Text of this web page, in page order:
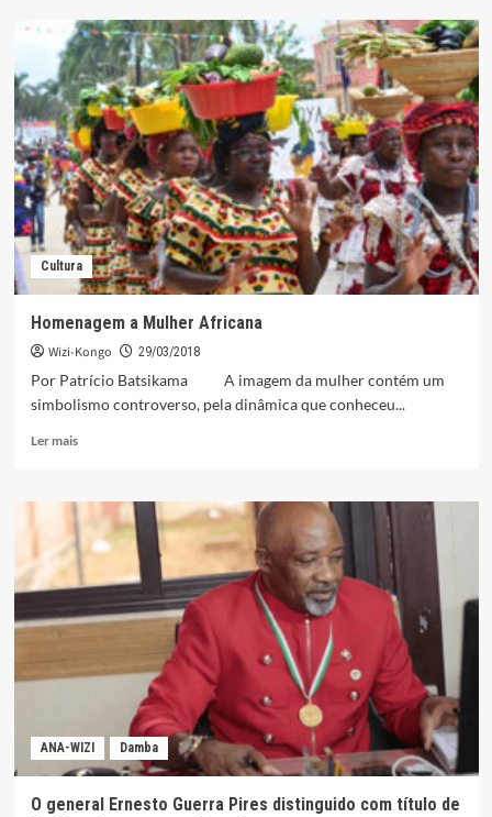
Apelo
de
Ernesto
Mulato
aos
munícipes
do
Bembe,
residentes
em
Luanda
Cultura
Homenagem a Mulher Africana
Wizi-Kongo 29/03/2018
Por Patrício Batsikama A imagem da mulher contém um
simbolismo controverso, pela dinâmica que conheceu...
Ler maisLeia
Homenagem
a
Mulher
ANA-WIZI Damba
O general Ernesto Guerra Pires distinguido com título de